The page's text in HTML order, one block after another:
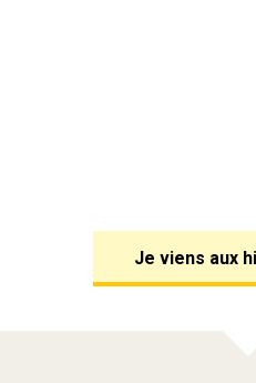
Je viens aux